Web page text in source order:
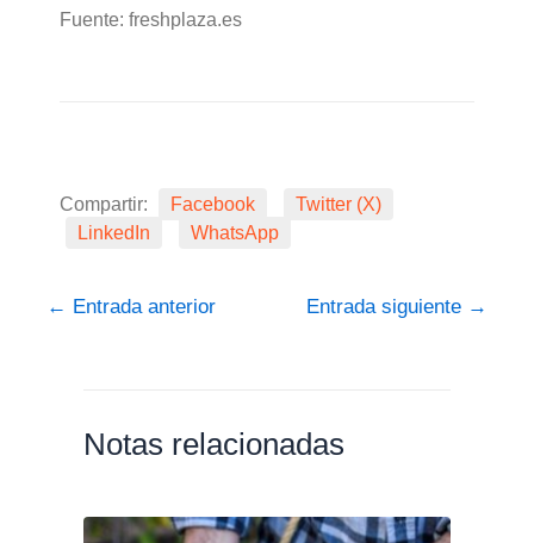
Fuente: freshplaza.es
Compartir: Facebook
Twitter (X)
LinkedIn
WhatsApp
← Entrada anterior Entrada siguiente →
Notas relacionadas